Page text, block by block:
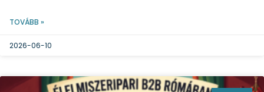
TOVÁBB »
2026-06-10